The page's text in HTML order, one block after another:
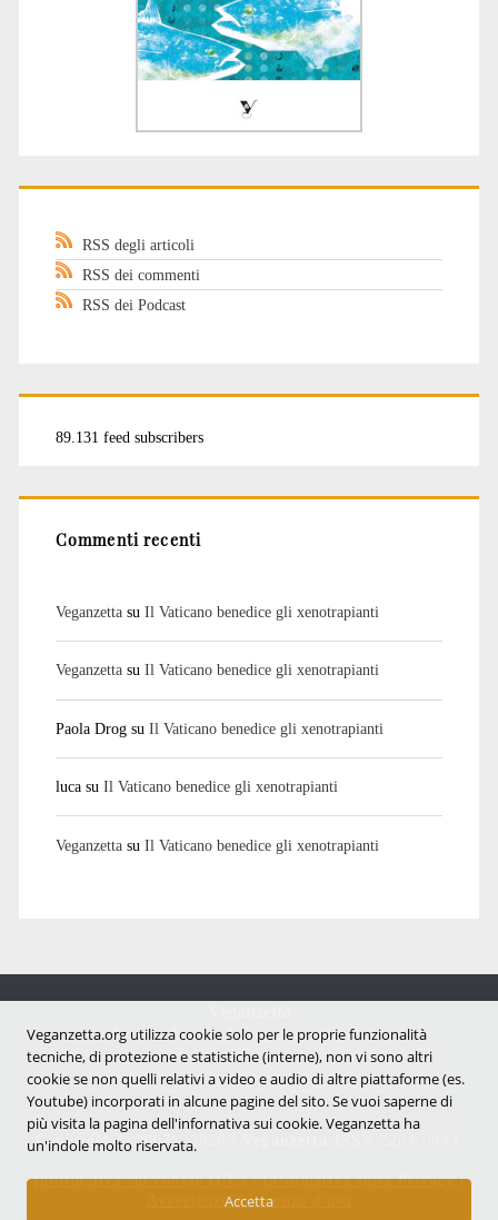
RSS degli articoli
RSS dei commenti
RSS dei Podcast
89.131 feed subscribers
Commenti recenti
Veganzettasu Il Vaticano benedice gli xenotrapianti
Veganzettasu Il Vaticano benedice gli xenotrapianti
Paola Drogsu Il Vaticano benedice gli xenotrapianti
lucasu Il Vaticano benedice gli xenotrapianti
Veganzettasu Il Vaticano benedice gli xenotrapianti
Notizie dal mondo vegan e antispecista
Copyright © 2007 - 2026 |
Informativa sui cookie (UE)|Informativa sulla Privacy|
Avvertenze e Licenza d'uso
Veganzetta.org utilizza cookie solo per le proprie funzionalità
tecniche, di protezione e statistiche (interne), non vi sono altri
cookie se non quelli relativi a video e audio di altre piattaforme (es.
Youtube) incorporati in alcune pagine del sito. Se vuoi saperne di
più visita la pagina dell'infornativa sui cookie. Veganzetta ha
un'indole molto riservata.
Accetta